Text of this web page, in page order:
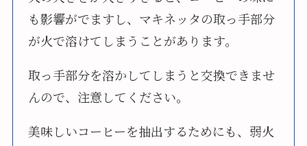
も影響がでますし、マキネッタの取っ手部分
が火で溶けてしまうことがあります。
取っ手部分を溶かしてしまうと交換できませ
んので、注意してください。
美味しいコーヒーを抽出するためにも、弱火